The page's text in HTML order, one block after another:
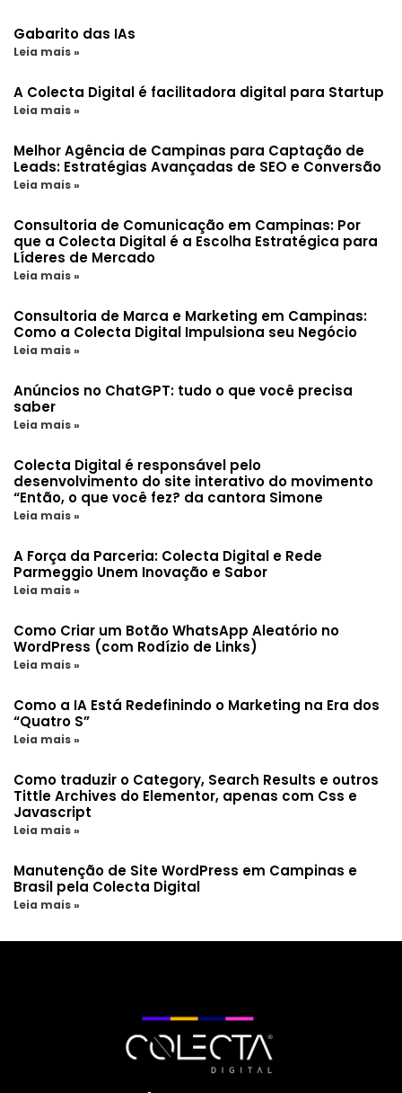
Gabarito das IAs
Leia mais »
A Colecta Digital é facilitadora digital para Startup
Leia mais »
Melhor Agência de Campinas para Captação de
Leads: Estratégias Avançadas de SEO e Conversão
Leia mais »
Consultoria de Comunicação em Campinas: Por
que a Colecta Digital é a Escolha Estratégica para
Líderes de Mercado
Leia mais »
Consultoria de Marca e Marketing em Campinas:
Como a Colecta Digital Impulsiona seu Negócio
Leia mais »
Anúncios no ChatGPT: tudo o que você precisa
saber
Leia mais »
Colecta Digital é responsável pelo
desenvolvimento do site interativo do movimento
“Então, o que você fez? da cantora Simone
Leia mais »
A Força da Parceria: Colecta Digital e Rede
Parmeggio Unem Inovação e Sabor
Leia mais »
Como Criar um Botão WhatsApp Aleatório no
WordPress (com Rodízio de Links)
Leia mais »
Como a IA Está Redefinindo o Marketing na Era dos
“Quatro S”
Leia mais »
Como traduzir o Category, Search Results e outros
Tittle Archives do Elementor, apenas com Css e
Javascript
Leia mais »
Manutenção de Site WordPress em Campinas e
Brasil pela Colecta Digital
Leia mais »